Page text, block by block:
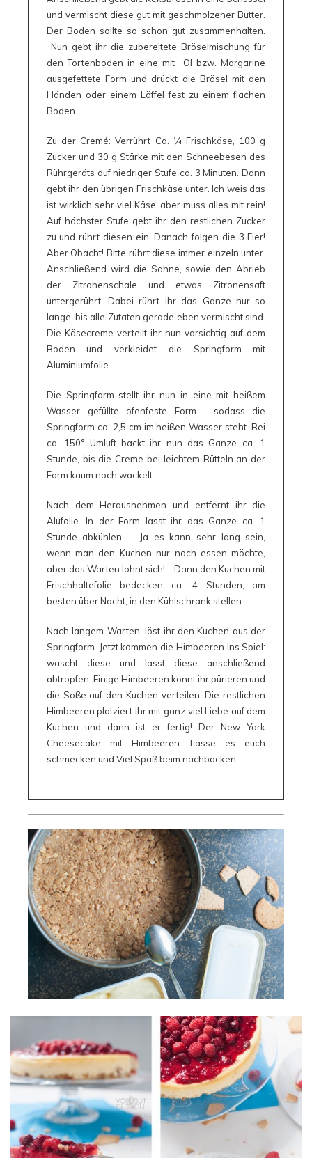
und vermischt diese gut mit geschmolzener Butter.
Der Boden sollte so schon gut zusammenhalten.
Nun gebt ihr die zubereitete Bröselmischung für
den Tortenboden in eine mit Öl bzw. Margarine
ausgefettete Form und drückt die Brösel mit den
Händen oder einem Löffel fest zu einem flachen
Boden.
Zu der Cremé: Verrührt Ca. 1⁄4 Frischkäse, 100 g
Zucker und 30 g Stärke mit den Schneebesen des
Rührgeräts auf niedriger Stufe ca. 3 Minuten. Dann
gebt ihr den übrigen Frischkäse unter. Ich weis das
ist wirklich sehr viel Käse, aber muss alles mit rein!
Auf höchster Stufe gebt ihr den restlichen Zucker
zu und rührt diesen ein. Danach folgen die 3 Eier!
Aber Obacht! Bitte rührt diese immer einzeln unter.
Anschließend wird die Sahne, sowie den Abrieb
der Zitronenschale und etwas Zitronensaft
untergerührt. Dabei rührt ihr das Ganze nur so
lange, bis alle Zutaten gerade eben vermischt sind.
Die Käsecreme verteilt ihr nun vorsichtig auf dem
Boden und verkleidet die Springform mit
Aluminiumfolie.
Die Springform stellt ihr nun in eine mit heißem
Wasser gefüllte ofenfeste Form , sodass die
Springform ca. 2,5 cm im heißen Wasser steht. Bei
ca. 150° Umluft backt ihr nun das Ganze ca. 1
Stunde, bis die Creme bei leichtem Rütteln an der
Form kaum noch wackelt.
Nach dem Herausnehmen und entfernt ihr die
Alufolie. In der Form lasst ihr das Ganze ca. 1
Stunde abkühlen. – Ja es kann sehr lang sein,
wenn man den Kuchen nur noch essen möchte,
aber das Warten lohnt sich! – Dann den Kuchen mit
Frischhaltefolie bedecken ca. 4 Stunden, am
besten über Nacht, in den Kühlschrank stellen.
Nach langem Warten, löst ihr den Kuchen aus der
Springform. Jetzt kommen die Himbeeren ins Spiel:
wascht diese und lasst diese anschließend
abtropfen. Einige Himbeeren könnt ihr pürieren und
die Soße auf den Kuchen verteilen. Die restlichen
Himbeeren platziert ihr mit ganz viel Liebe auf dem
Kuchen und dann ist er fertig! Der New York
Cheesecake mit Himbeeren. Lasse es euch
schmecken und Viel Spaß beim nachbacken.